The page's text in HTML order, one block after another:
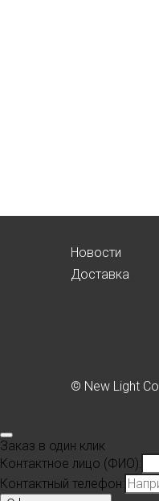
Новости
Доставка
© New Light Co
Заказ в один клик
Контактное лицо (ФИО):
Контактный телефон: